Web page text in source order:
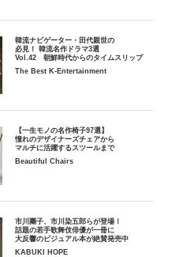
韓流ナビゲーター・田代親世の
必見！ 韓流名作ドラマ3選
Vol.42 朝鮮時代からのタイムスリップ
The Best K-Entertainment
【一生モノの名作椅子97選】
憧れのデザイナーズチェアから
マルチに活躍するスツールまで
Beautiful Chairs
市川團子、市川染五郎らが登場！
話題の若手歌舞伎俳優が一冊に
大反響のビジュアル本が絶賛発売中
KABUKI HOPE